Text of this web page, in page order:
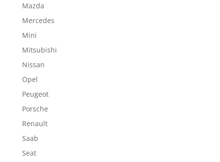
Mazda
Mercedes
Mini
Mitsubishi
Nissan
Opel
Peugeot
Porsche
Renault
Saab
Seat